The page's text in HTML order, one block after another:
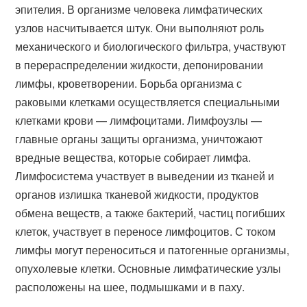
эпителия. В организме человека лимфатических
узлов насчитывается штук. Они выполняют роль
механического и биологического фильтра, участвуют
в перераспределении жидкости, депонировании
лимфы, кроветворении. Борьба организма с
раковыми клетками осуществляется специальными
клетками крови — лимфоцитами. Лимфоузлы —
главные органы защиты организма, уничтожают
вредные вещества, которые собирает лимфа.
Лимфосистема участвует в выведении из тканей и
органов излишка тканевой жидкости, продуктов
обмена веществ, а также бактерий, частиц погибших
клеток, участвует в переносе лимфоцитов. С током
лимфы могут переноситься и патогенные организмы,
опухолевые клетки. Основные лимфатические узлы
расположены на шее, подмышками и в паху.